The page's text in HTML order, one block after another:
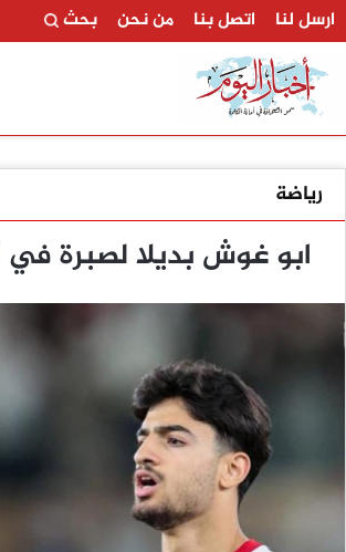
ارسل لنا اتصل بنا من نحن بحث
رياضة
ابو غوش بديلا لصبرة في